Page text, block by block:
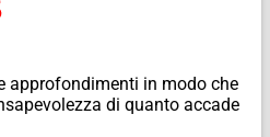
approfondimenti in modo che
di quanto accade